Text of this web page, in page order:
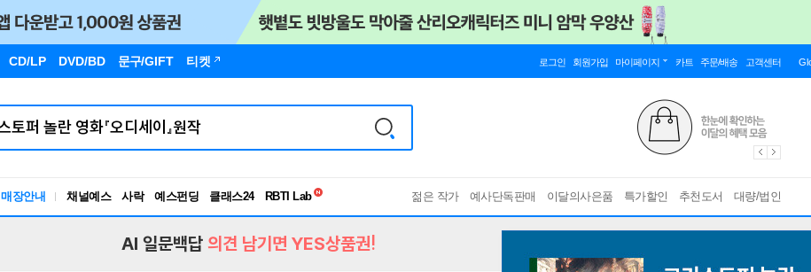
CD/LP DVD/BD 문구/GIFT 티켓 로그인 회원가입 마이페이지 카트 주문/배송 고객센터
매장안내 채널예스 사락 예스펀딩 클래스24
독서유형검사
젊은 작가 예사단독판매 이달의사은품 특가할인 추천도서 대량/법인
AI 일문백답 의견 남기면 YES상품권!